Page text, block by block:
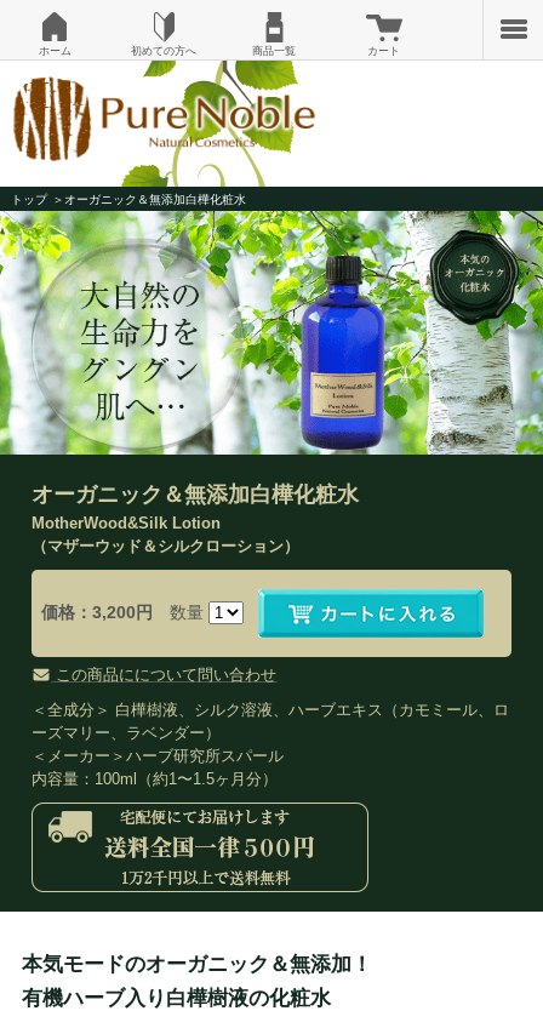
トップ オーガニック＆無添加白樺化粧水
オーガニック＆無添加白樺化粧水
MotherWood&Silk Lotion
（マザーウッド＆シルクローション）
価格：3,200円 数量
この商品にについて問い合わせ
＜全成分＞ 白樺樹液、シルク溶液、ハーブエキス（カモミール、ロ
ーズマリー、ラベンダー）
＜メーカー＞ハーブ研究所スパール
内容量：100ml（約1〜1.5ヶ月分）
本気モードのオーガニック＆無添加！
有機ハーブ入り白樺樹液の化粧水
ホーム 初めての方へ 商品一覧 カート